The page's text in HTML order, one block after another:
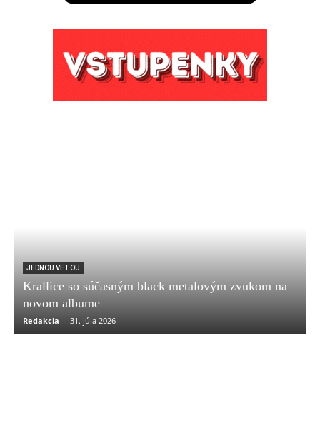
JEDNOU VETOU
Krallice so súčasným black metalovým zvukom na
novom albume
Redakcia - 31. júla 2026